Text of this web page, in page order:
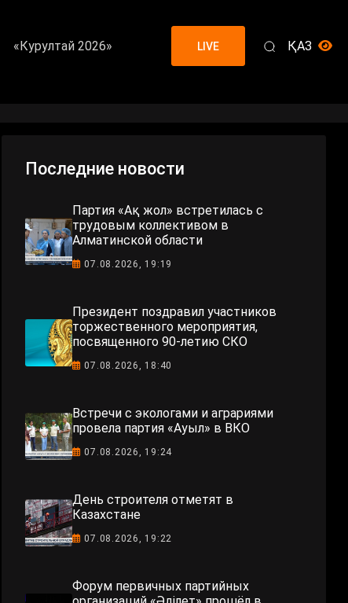
«Курултай 2026» LIVE ҚАЗ
Последние новости
Партия «Ақ жол» встретилась с
трудовым коллективом в
Алматинской области
07.08.2026, 19:19
Президент поздравил участников
торжественного мероприятия,
посвященного 90-летию СКО
07.08.2026, 18:40
Встречи с экологами и аграриями
провела партия «Ауыл» в ВКО
07.08.2026, 19:24
День строителя отметят в
Казахстане
07.08.2026, 19:22
Форум первичных партийных